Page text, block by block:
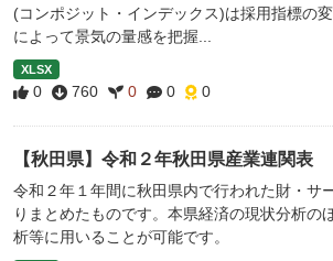
(コンポジット・インデックス)は採用指標の
によって景気の量感を把握...
XLSX
0 760 0 0 0
【秋田県】令和２年秋田県産業連関表
令和２年１年間に秋田県内で行われた財・サ
りまとめたものです。本県経済の現状分析の
析等に用いることが可能です。